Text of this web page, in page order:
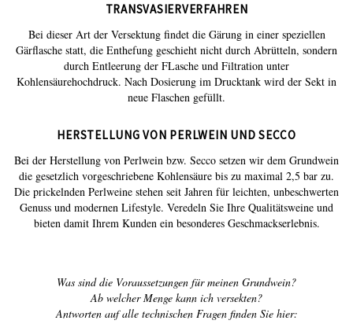
TRANSVASIERVERFAHREN
Bei dieser Art der Versektung findet die Gärung in einer speziellen
Gärflasche statt, die Enthefung geschieht nicht durch Abrütteln, sondern
durch Entleerung der FLasche und Filtration unter
Kohlensäurehochdruck. Nach Dosierung im Drucktank wird der Sekt in
neue Flaschen gefüllt.
HERSTELLUNG VON PERLWEIN UND SECCO
Bei der Herstellung von Perlwein bzw. Secco setzen wir dem Grundwein
die gesetzlich vorgeschriebene Kohlensäure bis zu maximal 2,5 bar zu.
Die prickelnden Perlweine stehen seit Jahren für leichten, unbeschwerten
Genuss und modernen Lifestyle. Veredeln Sie Ihre Qualitätsweine und
bieten damit Ihrem Kunden ein besonderes Geschmackserlebnis.
Was sind die Voraussetzungen für meinen Grundwein?
Ab welcher Menge kann ich versekten?
Antworten auf alle technischen Fragen finden Sie hier: